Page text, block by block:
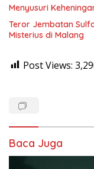
Menyusuri
Teror Jembatan
Misterius di Malang
Post Views:
Baca Juga